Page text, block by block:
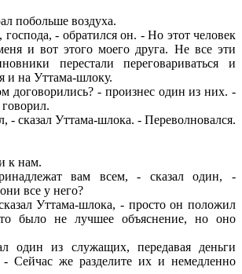
побольше воздуха.
- обратился он. - Но этот человек
и вот этого моего друга. Не все эти
перестали переговариваться и
и на Уттама-шлоку.
договорились? - произнес один из них. -
- сказал Уттама-шлока. - Переволновался.
к нам.
вам всем, - сказал один, -
все у него?
Уттама-шлока, - просто он положил
было не лучшее объяснение, но оно
один из служащих, передавая деньги
Сейчас же разделите их и немедленно